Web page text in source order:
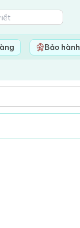
trống!
Bảo hành